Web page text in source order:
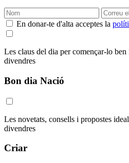
En donar-te d'alta acceptes la
Les claus del dia per començar-lo
divendres
Bon dia Nació
Les novetats, consells i propostes
divendres
Criar